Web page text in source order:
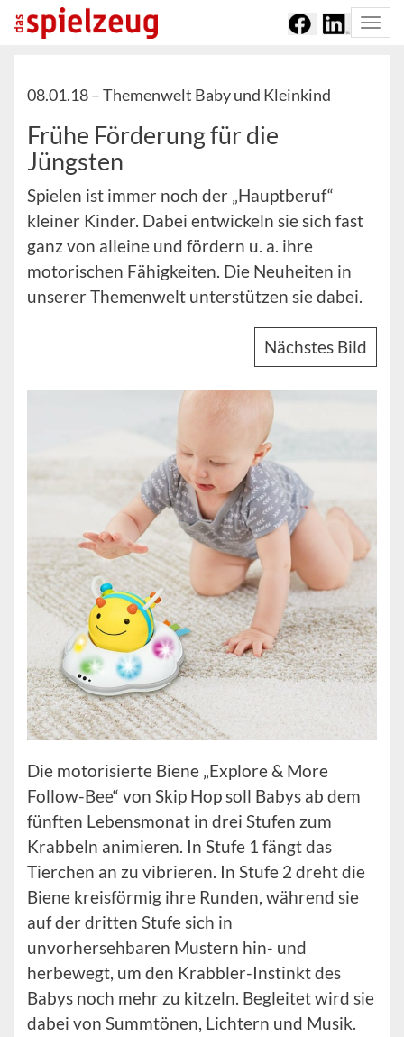
08.01.18 –Themenwelt Baby und Kleinkind
Frühe Förderung für die
Jüngsten
Spielen ist immer noch der „Hauptberuf“
kleiner Kinder. Dabei entwickeln sie sich fast
ganz von alleine und fördern u. a. ihre
motorischen Fähigkeiten. Die Neuheiten in
unserer Themenwelt unterstützen sie dabei.
Nächstes Bild
Die motorisierte Biene „Explore & More
Follow-Bee“ von Skip Hop soll Babys ab dem
fünften Lebensmonat in drei Stufen zum
Krabbeln animieren. In Stufe 1 fängt das
Tierchen an zu vibrieren. In Stufe 2 dreht die
Biene kreisförmig ihre Runden, während sie
auf der dritten Stufe sich in
unvorhersehbaren Mustern hin- und
herbewegt, um den Krabbler-Instinkt des
Babys noch mehr zu kitzeln. Begleitet wird sie
dabei von Summtönen, Lichtern und Musik.